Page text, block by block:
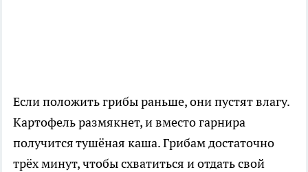
Если положить грибы раньше, они пустят влагу.
Картофель размякнет, и вместо гарнира
получится тушёная каша. Грибам достаточно
трёх минут, чтобы схватиться и отдать свой